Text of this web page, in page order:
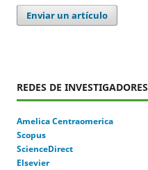
Enviar un artículo
REDES DE INVESTIGADORES
Amelica Centraomerica
Scopus
ScienceDirect
Elsevier